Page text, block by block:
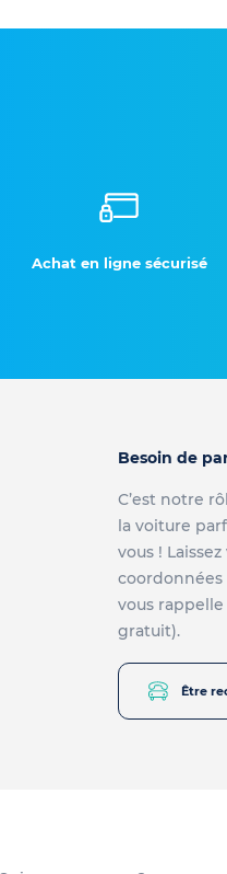
Achat en ligne sécurisé
Besoin de
C’est notre
la voiture
vous ! Laissez
coordonnées
vous
gratuit).
Être